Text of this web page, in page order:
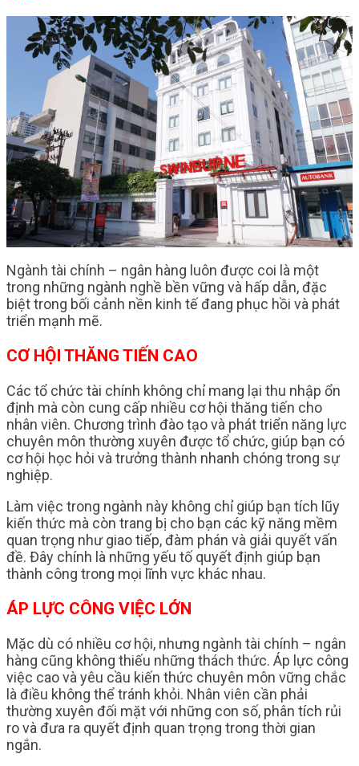
Ngành tài chính – ngân hàng luôn được coi là một
trong những ngành nghề bền vững và hấp dẫn, đặc
biệt trong bối cảnh nền kinh tế đang phục hồi và phát
triển mạnh mẽ.
CƠ HỘI THĂNG TIẾN CAO
Các tổ chức tài chính không chỉ mang lại thu nhập ổn
định mà còn cung cấp nhiều cơ hội thăng tiến cho
nhân viên. Chương trình đào tạo và phát triển năng lực
chuyên môn thường xuyên được tổ chức, giúp bạn có
cơ hội học hỏi và trưởng thành nhanh chóng trong sự
nghiệp.
Làm việc trong ngành này không chỉ giúp bạn tích lũy
kiến thức mà còn trang bị cho bạn các kỹ năng mềm
quan trọng như giao tiếp, đàm phán và giải quyết vấn
đề. Đây chính là những yếu tố quyết định giúp bạn
thành công trong mọi lĩnh vực khác nhau.
ÁP LỰC CÔNG VIỆC LỚN
Mặc dù có nhiều cơ hội, nhưng ngành tài chính – ngân
hàng cũng không thiếu những thách thức. Áp lực công
việc cao và yêu cầu kiến thức chuyên môn vững chắc
là điều không thể tránh khỏi. Nhân viên cần phải
thường xuyên đối mặt với những con số, phân tích rủi
ro và đưa ra quyết định quan trọng trong thời gian
ngắn.